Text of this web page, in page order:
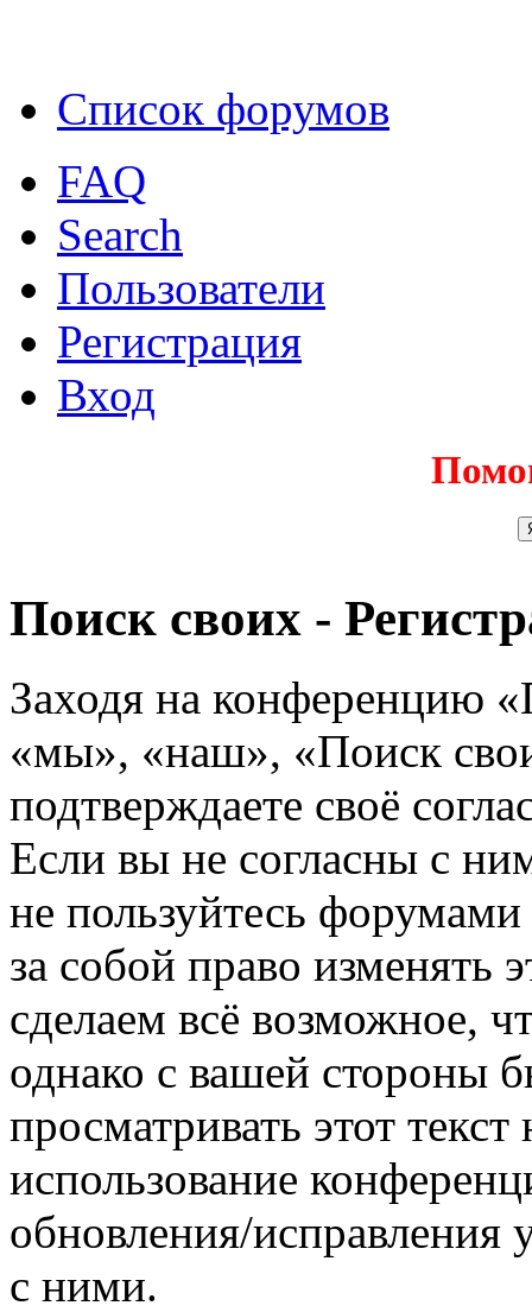
Список форумов
FAQ
Search
Пользователи
Регистрация
Вход
Поиск своих -
Заходя на конференцию
«мы», «наш», «Поиск
подтверждаете своё
Если вы не согласны с
не пользуйтесь
за собой право изменять
сделаем всё возможное,
однако с вашей стороны
просматривать этот
использование
обновления/исправления
с ними.